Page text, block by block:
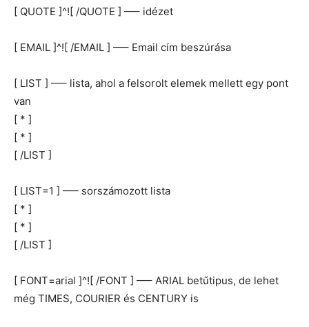
[ QUOTE ]^![ /QUOTE ] —– idézet
[ EMAIL ]^![ /EMAIL ] —– Email cím beszúrása
[ LIST ] —– lista, ahol a felsorolt elemek mellett egy pont
van
[ * ]
[ * ]
[ /LIST ]
[ LIST=1 ] —– sorszámozott lista
[ * ]
[ * ]
[ /LIST ]
[ FONT=arial ]^![ /FONT ] —– ARIAL betűtipus, de lehet
még TIMES, COURIER és CENTURY is